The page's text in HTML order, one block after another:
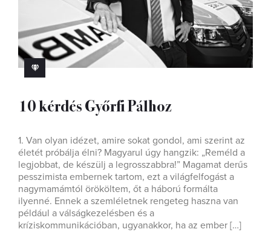
10 kérdés Győrfi Pálhoz
1. Van olyan idézet, amire sokat gondol, ami szerint az
életét próbálja élni? Magyarul úgy hangzik: „Reméld a
legjobbat, de készülj a legrosszabbra!” Magamat derűs
pesszimista embernek tartom, ezt a világfelfogást a
nagymamámtól örököltem, őt a háború formálta
ilyenné. Ennek a szemléletnek rengeteg haszna van
például a válságkezelésben és a
kríziskommunikációban, ugyanakkor, ha az ember […]